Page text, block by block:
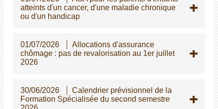
atteints d'un cancer, d'une maladie chronique
ou d'un handicap
01/07/2026
Allocations d'assurance
chômage : pas de revalorisation au 1er juillet
2026
30/06/2026
Calendrier prévisionnel de la
Formation Spécialisée du second semestre